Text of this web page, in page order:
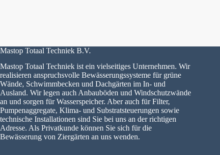
Mastop Totaal Techniek B.V.
Mastop Totaal Techniek ist ein vielseitiges Unternehmen. Wir
realisieren anspruchsvolle Bewässerungssysteme für grüne
Wände, Schwimmbecken und Dachgärten im In- und
Ausland. Wir legen auch Anbauböden und Windschutzwände
an und sorgen für Wasserspeicher. Aber auch für Filter,
Pumpenaggregate, Klima- und Substratsteuerungen sowie
technische Installationen sind Sie bei uns an der richtigen
Adresse. Als Privatkunde können Sie sich für die
Bewässerung von Ziergärten an uns wenden.